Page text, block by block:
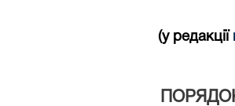
(у редакції